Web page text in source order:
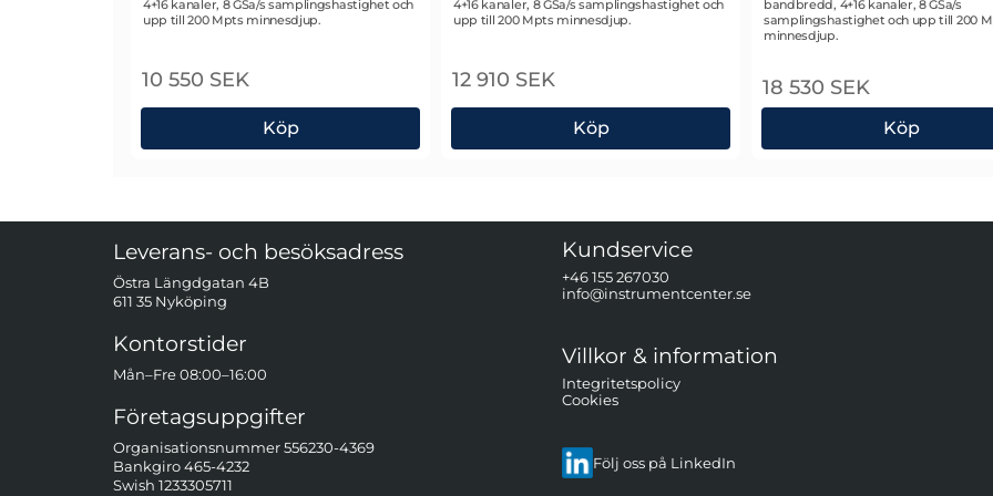
4+16 kanaler, 8 GSa/s samplingshastighet och
upp till 200 Mpts minnesdjup.
10 550 SEK
Köp
Rigol MSO5074 Blandsignalsoscilloskop
4+16 kanaler, 8 GSa/s samplingshastighet och
upp till 200 Mpts minnesdjup.
12 910 SEK
Köp
Rigol MSO5104 Blandsignalsoscilloskop
bandbredd, 4+16 kanaler, 8 GSa/s
samplingshastighet och upp till 200
minnesdjup.
18 530 SEK
Köp
Rigol MSO5204
Sidfot Blandad info och länkar
Leverans- och besöksadress
Östra Längdgatan 4B
611 35 Nyköping
Kontorstider
Mån–Fre 08:00–16:00
Företagsuppgifter
Organisationsnummer 556230-4369
Bankgiro 465-4232
Swish 1233305711
Kundservice
+46 155 267030
info@instrumentcenter.se
Villkor & information
Integritetspolicy
Cookies
Följ oss på LinkedIn